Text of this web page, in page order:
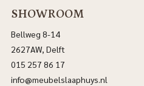
SHOWROOM
Bellweg 8-14
2627AW, Delft
015 257 86 17
info@meubelslaaphuys.nl